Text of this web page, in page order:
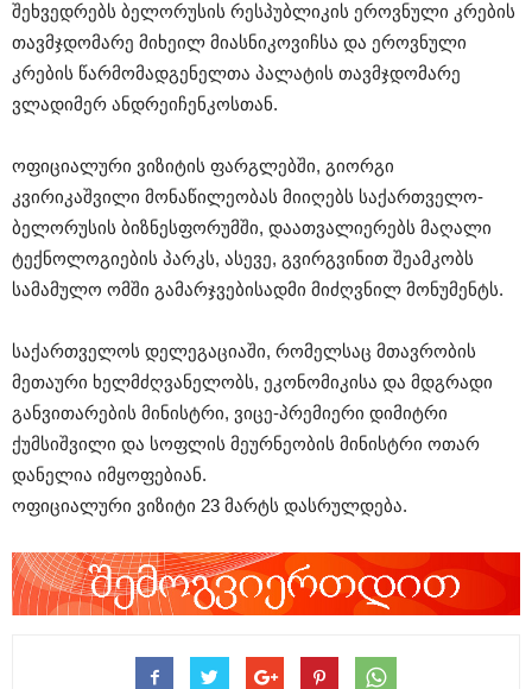
შეხვედრებს ბელორუსის რესპუბლიკის ეროვნული კრების
თავმჯდომარე მიხეილ მიასნიკოვიჩსა და ეროვნული
კრების წარმომადგენელთა პალატის თავმჯდომარე
ვლადიმერ ანდრეიჩენკოსთან.
ოფიციალური ვიზიტის ფარგლებში, გიორგი
კვირიკაშვილი მონაწილეობას მიიღებს საქართველო-
ბელორუსის ბიზნესფორუმში, დაათვალიერებს მაღალი
ტექნოლოგიების პარკს, ასევე, გვირგვინით შეამკობს
სამამულო ომში გამარჯვებისადმი მიძღვნილ მონუმენტს.
საქართველოს დელეგაციაში, რომელსაც მთავრობის
მეთაური ხელმძღვანელობს, ეკონომიკისა და მდგრადი
განვითარების მინისტრი, ვიცე-პრემიერი დიმიტრი
ქუმსიშვილი და სოფლის მეურნეობის მინისტრი ოთარ
დანელია იმყოფებიან.
ოფიციალური ვიზიტი 23 მარტს დასრულდება.